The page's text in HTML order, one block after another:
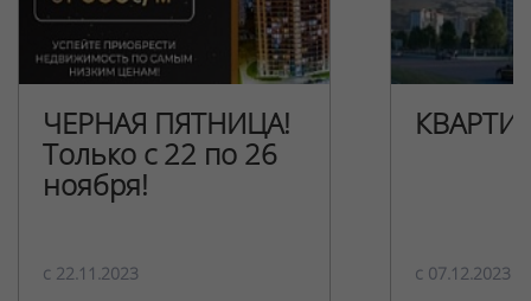
ЧЕРНАЯ ПЯТНИЦА!
Только с 22 по 26
ноября!
c 22.11.2023 c 07.12.2023